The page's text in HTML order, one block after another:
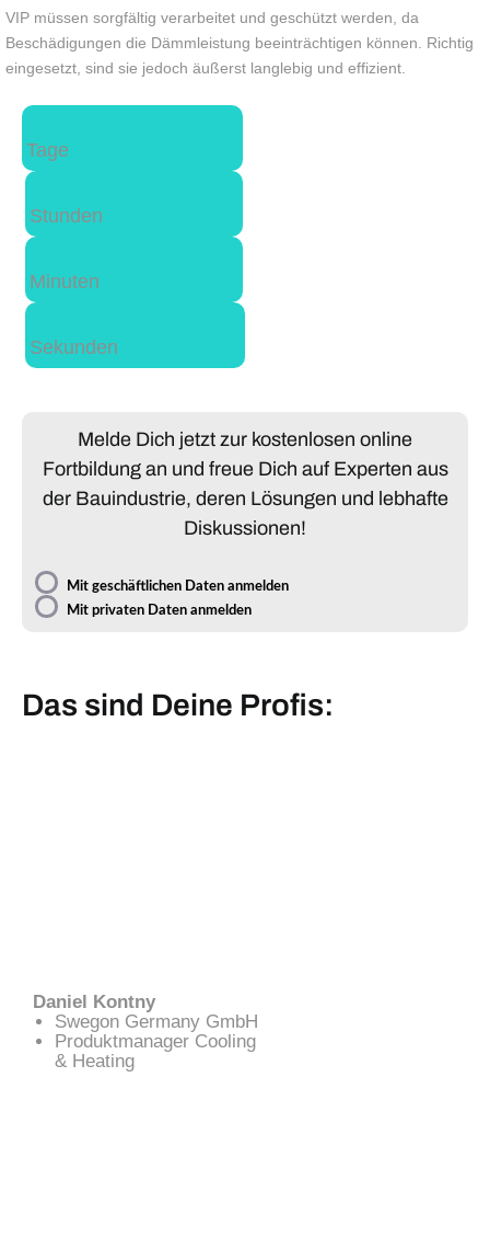
VIP müssen sorgfältig verarbeitet und geschützt werden, da
Beschädigungen die Dämmleistung beeinträchtigen können. Richtig
eingesetzt, sind sie jedoch äußerst langlebig und effizient.
Tage
Stunden
Minuten
Sekunden
Melde Dich jetzt zur kostenlosen online
Fortbildung an und freue Dich auf Experten aus
der Bauindustrie, deren Lösungen und lebhafte
Diskussionen!
Mit geschäftlichen Daten anmelden
Mit privaten Daten anmelden
Das sind Deine Profis:
Daniel Kontny
Swegon Germany GmbH
Produktmanager Cooling
& Heating